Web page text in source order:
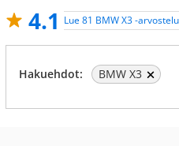
4.1 Lue 81 BMW X3 -
Hakuehdot: BMW X3